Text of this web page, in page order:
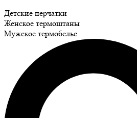
Детские перчатки
Женское термоштаны
Мужское термобелье